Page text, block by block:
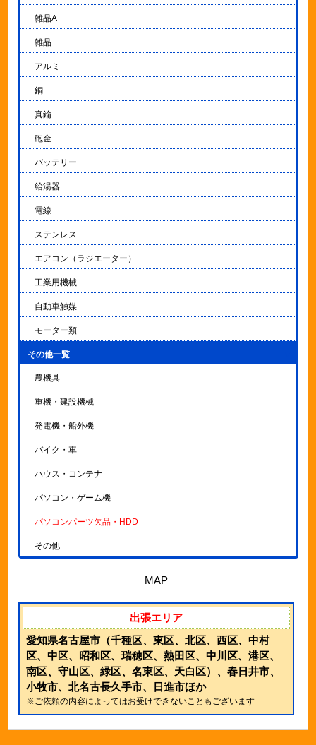
雑品A
雑品
アルミ
銅
真鍮
砲金
バッテリー
給湯器
電線
ステンレス
エアコン（ラジエーター）
工業用機械
自動車触媒
モーター類
その他一覧
農機具
重機・建設機械
発電機・船外機
バイク・車
ハウス・コンテナ
パソコン・ゲーム機
パソコンパーツ欠品・HDD
その他
MAP
出張エリア
愛知県名古屋市（千種区、東区、北区、西区、中村
区、中区、昭和区、瑞穂区、熱田区、中川区、港区、
南区、守山区、緑区、名東区、天白区）、春日井市、
小牧市、北名古長久手市、日進市ほか
※ご依頼の内容によってはお受けできないこともございます